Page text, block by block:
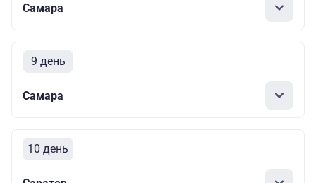
Самара
9 день
Самара
10 день